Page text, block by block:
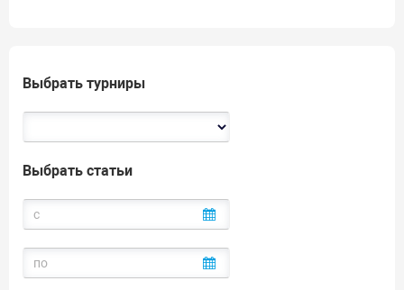
Выбрать турниры
Выбрать статьи